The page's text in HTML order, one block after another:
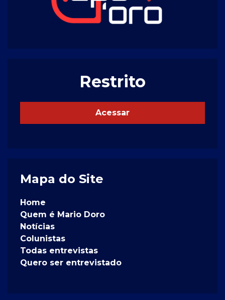
Restrito
Acessar
Mapa do Site
Home
Quem é Mario Doro
Notícias
Colunistas
Todas entrevistas
Quero ser entrevistado